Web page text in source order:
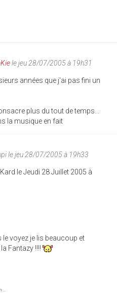
le jeu 28/07/2005 à 19h31
années que j'ai pas fini un
plus du tout de temps...
la musique en fait
le jeu 28/07/2005 à 19h33
le Jeudi 28 Juillet 2005 à
voyez je lis beaucoup et
Fantazy !!!!
...